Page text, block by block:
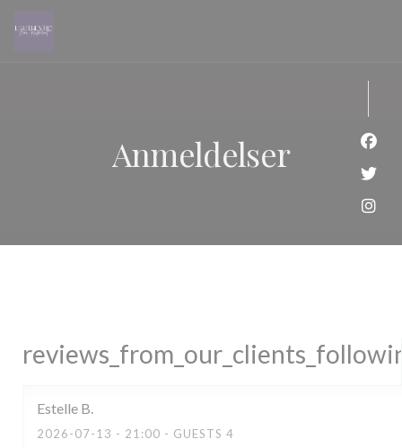
Anmeldelser
Estelle B
2026-07-13 - 21:00 - GUESTS 4